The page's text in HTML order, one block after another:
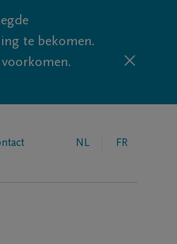
te bekomen.
NL FR